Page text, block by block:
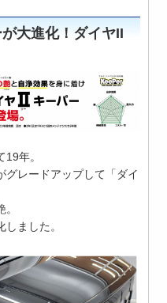
大進化！ダイヤII
年。
グレードアップして「ダイ
ました。